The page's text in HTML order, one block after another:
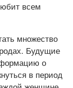
всем
множество
Будущие
о
в период